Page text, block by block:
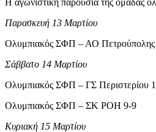
Παρασκευή 13 Μαρτίου
Ολυμπιακός ΣΦΠ – ΑΟ Πετρούπολης
Σάββατο 14 Μαρτίου
Ολυμπιακός ΣΦΠ – ΓΣ Περιστερίου
Ολυμπιακός ΣΦΠ – ΣΚ ΡΟΗ 9-9
Κυριακή 15 Μαρτίου